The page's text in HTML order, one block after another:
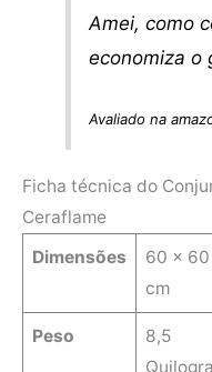
Amei, como
economiza o
Avaliado na
Ficha técnica do
Ceraflame
Dimensões
‎60 x
cm
Peso
8,5